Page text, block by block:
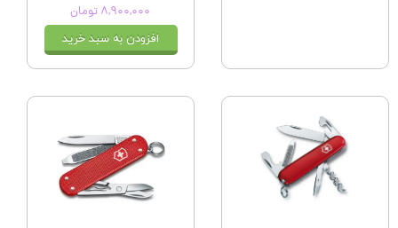
۸,۹۰۰,۰۰۰ تومان
افزودن به سبد خرید